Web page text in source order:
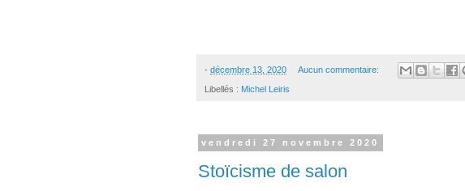
- décembre 13, 2020 Aucun commentaire:
Libellés : Michel Leiris
vendredi 27 novembre 2020
Stoïcisme de salon